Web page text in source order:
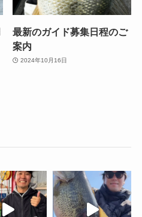
最新のガイド募集日程のご
案内
2024年10月16日